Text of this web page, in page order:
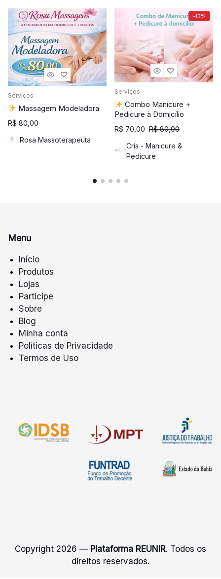
Serviços
Massagem Modeladora
R$ 80,00
Rosa Massoterapeuta
-13%
Serviços
Combo Manicure +
Pedicure à Domicílio
R$ 70,00 R$80,00
Cris - Manicure &
Pedicure
Menu
Início
Produtos
Lojas
Participe
Sobre
Blog
Minha conta
Políticas de Privacidade
Termos de Uso
Copyright 2026 — Plataforma REUNIR. Todos os
direitos reservados.